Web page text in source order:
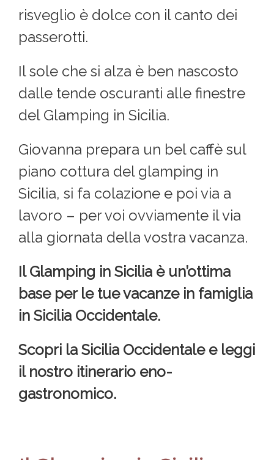
risveglio è dolce con il canto dei
passerotti.
Il sole che si alza è ben nascosto
dalle tende oscuranti alle finestre
del Glamping in Sicilia.
Giovanna prepara un bel caffè sul
piano cottura del glamping in
Sicilia, si fa colazione e poi via a
lavoro – per voi ovviamente il via
alla giornata della vostra vacanza.
Il Glamping in Sicilia è un’ottima
base per le tue vacanze in famiglia
in Sicilia Occidentale.
Scopri la Sicilia Occidentale e leggi
il nostro itinerario eno-
gastronomico.